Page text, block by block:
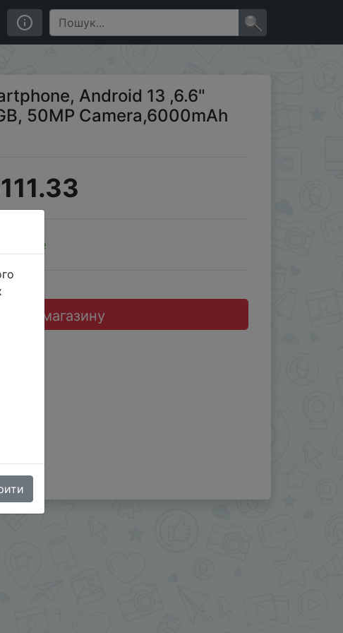
Mobile phone
Android 13 ,6.6"
50MP Camera,6000mAh
Sale
до магазину